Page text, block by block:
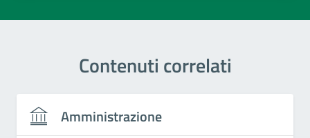
Contenuti correlati
Amministrazione